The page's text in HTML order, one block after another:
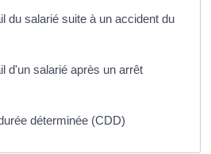
du salarié suite à un accident du
d'un salarié après un arrêt
déterminée (CDD)